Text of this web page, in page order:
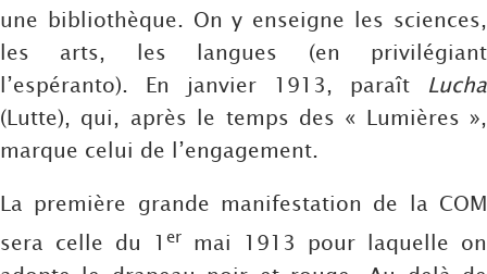
une bibliothèque. On y enseigne les sciences,
les arts, les langues (en privilégiant
l’espéranto). En janvier 1913, paraît Lucha
(Lutte), qui, après le temps des « Lumières »,
marque celui de l’engagement.
La première grande manifestation de la COM
sera celle du 1 er
mai 1913 pour laquelle on